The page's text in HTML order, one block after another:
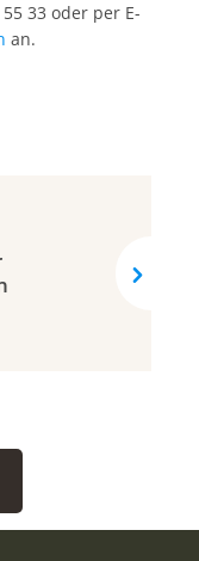
33 oder per E-
an.